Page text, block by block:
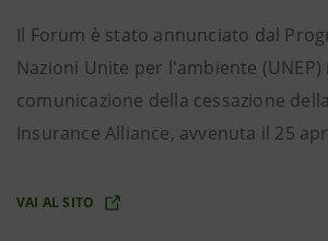
Il Forum è stato annunciato dal
Nazioni Unite per l'ambiente
comunicazione della cessazione
Insurance Alliance, avvenuta il 25
VAI AL SITO